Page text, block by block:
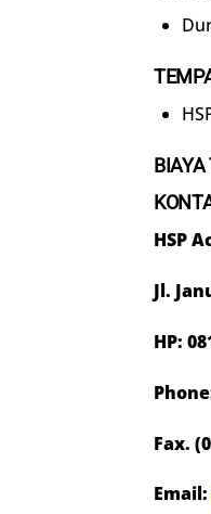
BIAYA
HSP
Jl.
HP:
Fax.
Email: